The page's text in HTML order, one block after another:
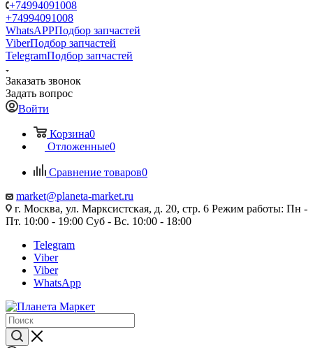
+74994091008
+74994091008
WhatsAPPПодбор запчастей
ViberПодбор запчастей
TelegramПодбор запчастей
Заказать звонок
Задать вопрос
Войти
Корзина0
Отложенные0
Сравнение товаров0
market@planeta-market.ru
г. Москва, ул. Марксистская, д. 20, стр. 6 Режим работы: Пн -
Пт. 10:00 - 19:00 Суб - Вс. 10:00 - 18:00
Telegram
Viber
Viber
WhatsApp